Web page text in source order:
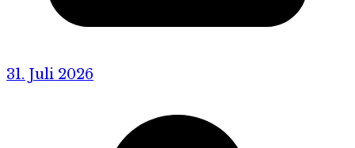
31. Juli 2026